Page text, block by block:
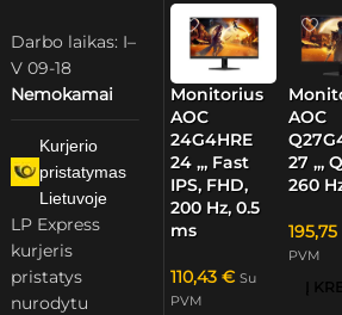
Darbo laikas: I–
V 09-18
Nemokamai
Kurjerio
pristatymas
Lietuvoje
LP Express
kurjeris
pristatys
nurodytu
Monitorius
AOC
24G4HRE
24 „, Fast
IPS, FHD,
200 Hz, 0.5
ms
110,43 € Su
PVM
AOC
27 „,
260
195,75
PVM